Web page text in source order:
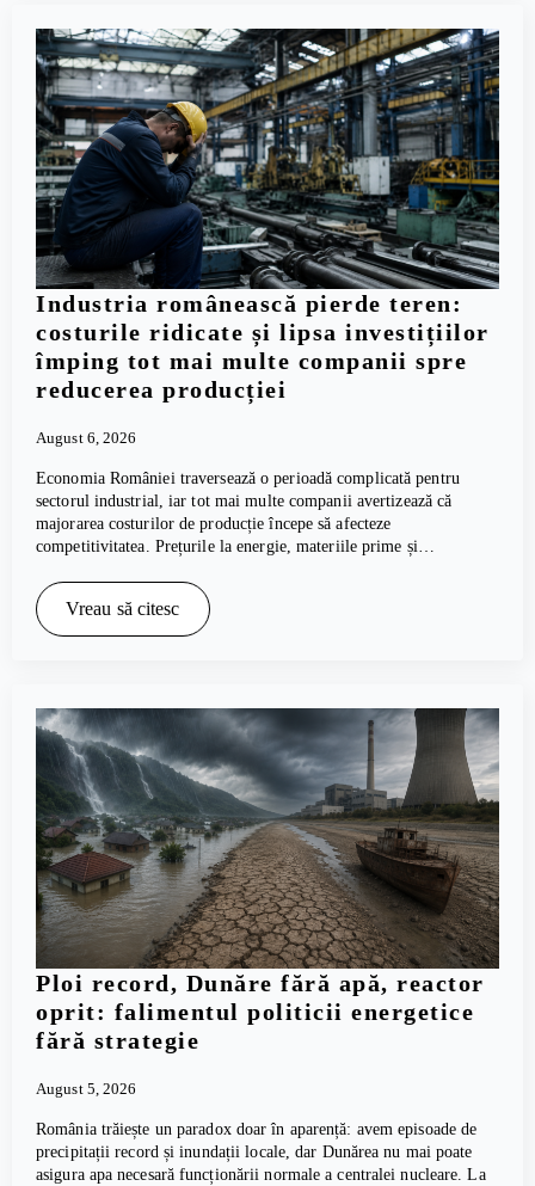
Industria românească pierde teren:
costurile ridicate și lipsa investițiilor
împing tot mai multe companii spre
reducerea producției
August 6, 2026
Economia României traversează o perioadă complicată pentru
sectorul industrial, iar tot mai multe companii avertizează că
majorarea costurilor de producție începe să afecteze
competitivitatea. Prețurile la energie, materiile prime și…
Vreau să citesc
Ploi record, Dunăre fără apă, reactor
oprit: falimentul politicii energetice
fără strategie
August 5, 2026
România trăiește un paradox doar în aparență: avem episoade de
precipitații record și inundații locale, dar Dunărea nu mai poate
asigura apa necesară funcționării normale a centralei nucleare. La